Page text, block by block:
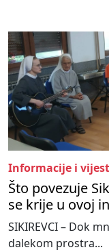
Informacije i
Što povezuje
se krije u ovoj
SIKIREVCI – Dok
dalekom prostra...